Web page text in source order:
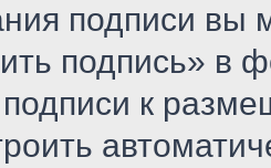
подписи вы
подпись» в
к